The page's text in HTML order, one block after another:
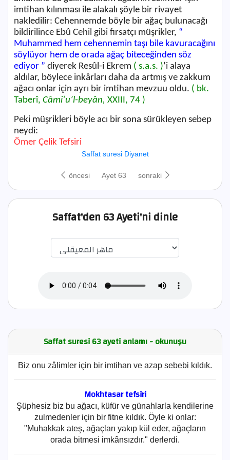
imtihan kılınması ile alakalı şöyle bir rivayet
nakledilir: Cehennemde böyle bir ağaç bulunacağı
bildirilince Ebû Cehil gibi fırsatçı müşrikler, “
Muhammed hem cehennemin taşı bile kavuracağını
söylüyor hem de orada ağaç biteceğinden söz
ediyor ” diyerek Resûl-i Ekrem ( s.a.s. )’i alaya
aldılar, böylece inkârları daha da artmış ve zakkum
ağacı onlar için ayrı bir imtihan mevzuu oldu. ( bk.
Taberî,Câmi‘u’l-beyân, XXIII, 74 )
Peki müşrikleri böyle acı bir sona sürükleyen sebep
neydi:
Ömer Çelik Tefsiri
Saffat suresi Diyanet
öncesi Ayet 63 sonraki
Saffat'den 63 Ayeti'ni dinle
Saffat suresi 63 ayeti anlamı - okunuşu
Biz onu zâlimler için bir imtihan ve azap sebebi kıldık.
Mokhtasar tefsiri
Şüphesiz biz bu ağacı, küfür ve günahlarla kendilerine
zulmedenler için bir fitne kıldık. Öyle ki onlar:
"Muhakkak ateş, ağaçları yakıp kül eder, ağaçların
orada bitmesi imkânsızdır." derlerdi.